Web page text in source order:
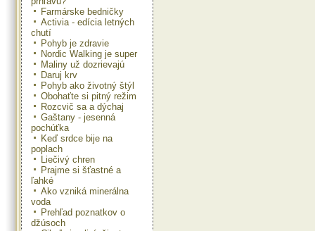
Farmárske bedničky
Activia - edícia letných
chutí
Pohyb je zdravie
Nordic Walking je super
Maliny už dozrievajú
Daruj krv
Pohyb ako životný štýl
Obohaťte si pitný režim
Rozcvič sa a dýchaj
Gaštany - jesenná
pochúťka
Keď srdce bije na
poplach
Liečivý chren
Prajme si šťastné a
ľahké
Ako vzniká minerálna
voda
Prehľad poznatkov o
džúsoch